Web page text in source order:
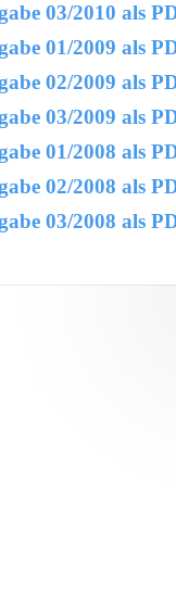
03/2010 als
01/2009 als
02/2009 als
03/2009 als
01/2008 als
02/2008 als
03/2008 als